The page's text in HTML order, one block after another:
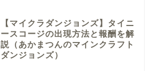
【マイクラダンジョンズ】タイニ
ースコージの出現方法と報酬を解
説（あかまつんのマインクラフト
ダンジョンズ）